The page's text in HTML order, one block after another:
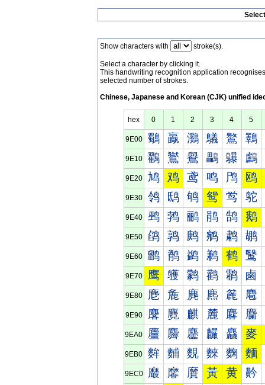
Show characters with stroke(s).
Select a character by clicking it.
This handwriting recognition application
selected number of strokes.
Chinese, Japanese and Korean (CJK) unified
hex 0 1 2 3 4 5
9E00 鸀 鸁 鸂 鸃 鸄 鸅
9E10 鸐 鸑 鸒 鸓 鸔 鸕
9E20 鸠 鸡 鸢 鸣 鸤 鸥
9E30 鸰 鸱 鸲 鸳 鸴 鸵
9E40 鹀 鹁 鹂 鹃 鹄 鹅
9E50 鹐 鹑 鹒 鹓 鹔 鹕
9E60 鹠 鹡 鹢 鹣 鹤 鹥
9E70 鹰 鹱 鹲 鹳 鹴 鹵
9E80 麀 麁 麂 麃 麄 麅
9E90 麐 麑 麒 麓 麔 麕
9EA0 麠 麡 麢 麣 麤 麥
9EB0 麰 麱 麲 麳 麴 麵
9EC0 黀 黁 黂 黃 黄 黅